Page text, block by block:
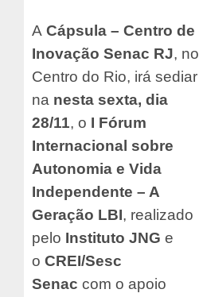
A Cápsula – Centro de
Inovação Senac RJ, no
Centro do Rio, irá sediar
na nesta sexta, dia
28/11, o I Fórum
Internacional sobre
Autonomia e Vida
Independente – A
Geração LBI, realizado
pelo Instituto JNG e
o CREI/Sesc
Senac com o apoio